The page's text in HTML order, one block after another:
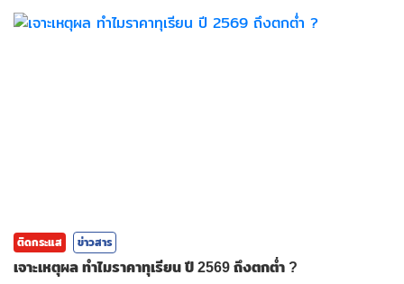
ติดกระแส ข่าวสาร
เจาะเหตุผล ทำไมราคาทุเรียน ปี 2569 ถึงตกต่ำ ?